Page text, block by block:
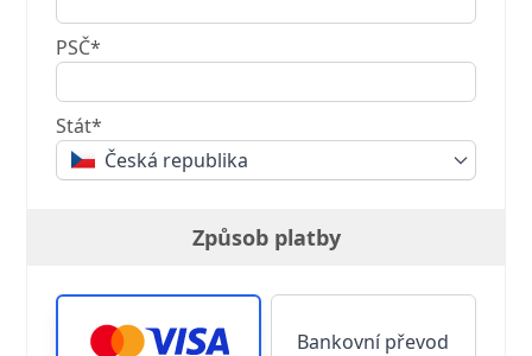
PSČ*
Stát*
Česká republika
Způsob platby
Bankovní převod